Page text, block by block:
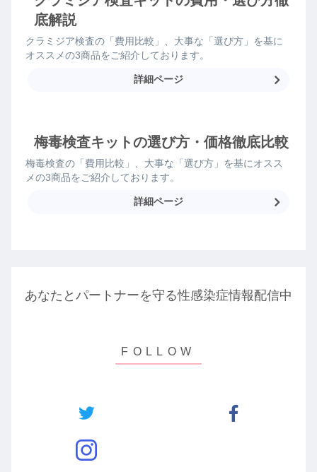
底解説
クラミジア検査の「費用比較」、大事な「選び方」を基に
オススメの3商品をご紹介しております。
詳細ページ
梅毒検査キットの選び方・価格徹底比較
梅毒検査の「費用比較」、大事な「選び方」を基にオスス
メの3商品をご紹介しております。
詳細ページ
あなたとパートナーを守る性感染症情報配信中